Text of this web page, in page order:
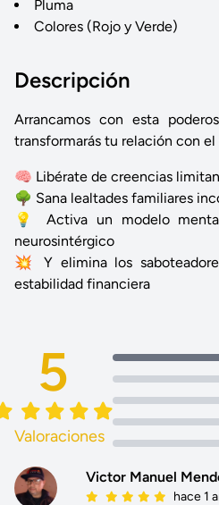
Pluma
Colores (Rojo y Verde)
Descripción
Arrancamos con esta
transformarás tu relación con
🧠 Libérate de creencias
🌳 Sana lealtades familiares
💡 Activa un modelo
neurosintérgico
💥 Y elimina los
estabilidad financiera
5
Valoraciones
Victor Manuel
hace 1